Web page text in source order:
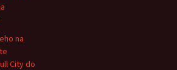
na
City do